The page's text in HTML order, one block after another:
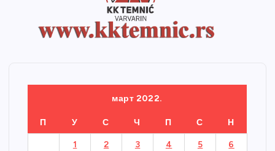
март 2022.
П У С Ч П С Н
1 2 3 4 5 6